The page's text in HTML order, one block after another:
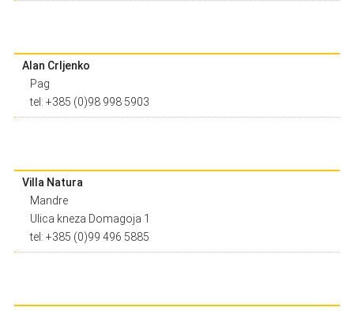
Alan Crljenko
Pag
tel: +385 (0)98 998 5903
Villa Natura
Mandre
Ulica kneza Domagoja 1
tel: +385 (0)99 496 5885